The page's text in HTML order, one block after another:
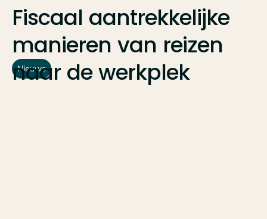
Fiscaal aantrekkelijke
manieren van reizen
naar dewerkplek
Nieuws